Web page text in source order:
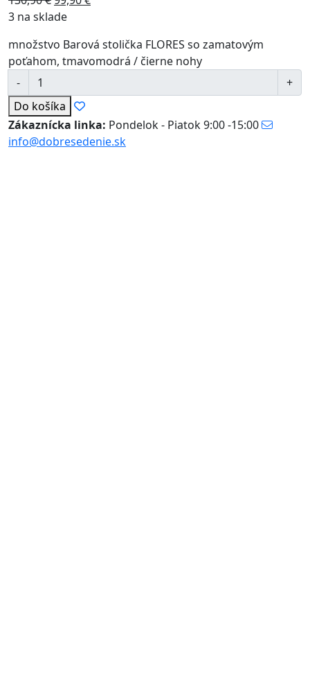
3 na sklade
množstvo Barová stolička FLORES so zamatovým
poťahom, tmavomodrá / čierne nohy
Do košíka
Zákaznícka linka: Pondelok - Piatok 9:00 -15:00
info@dobresedenie.sk